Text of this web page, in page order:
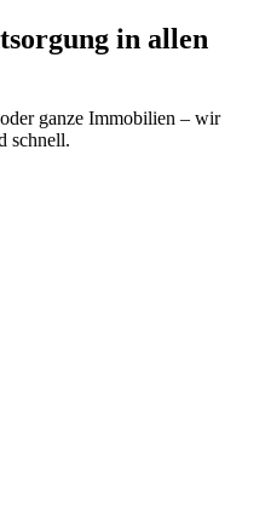
in allen
ganze Immobilien – wir
schnell.